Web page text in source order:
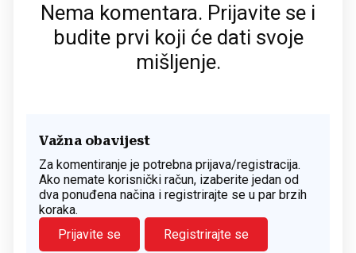
Nema komentara. Prijavite se i
budite prvi koji će dati svoje
mišljenje.
Važna obavijest
Za komentiranje je potrebna prijava/registracija.
Ako nemate korisnički račun, izaberite jedan od
dva ponuđena načina i registrirajte se u par brzih
koraka.
Prijavite se
Registrirajte se